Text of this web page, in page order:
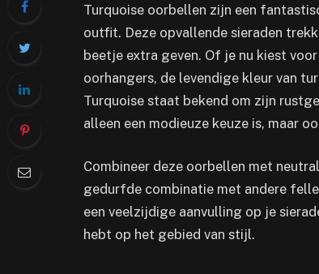
Turquoise oorbellen zijn een
outfit. Deze opvallende sieraden
beetje extra geven. Of je nu kiest
oorhangers, de levendige kleur van
Turquoise staat bekend om zijn
alleen een modieuze keuze is, maar
Combineer deze oorbellen met
gedurfde combinatie met andere
een veelzijdige aanvulling op je
hebt op het gebied van stijl.